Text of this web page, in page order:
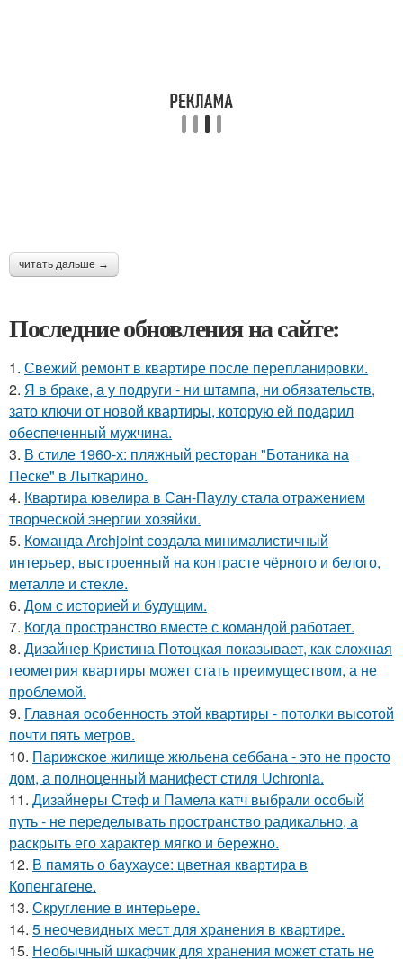
читать дальше →
Последние обновления на сайте:
1. Свежий ремонт в квартире после перепланировки.
2. Я в браке, а у подруги - ни штампа, ни обязательств,
зато ключи от новой квартиры, которую ей подарил
обеспеченный мужчина.
3. В стиле 1960-х: пляжный ресторан "Ботаника на
Песке" в Лыткарино.
4. Квартира ювелира в Сан-Паулу стала отражением
творческой энергии хозяйки.
5. Команда Archjoint создала минималистичный
интерьер, выстроенный на контрасте чёрного и белого,
металле и стекле.
6. Дом с историей и будущим.
7. Когда пространство вместе с командой работает.
8. Дизайнер Кристина Потоцкая показывает, как сложная
геометрия квартиры может стать преимуществом, а не
проблемой.
9. Главная особенность этой квартиры - потолки высотой
почти пять метров.
10. Парижское жилище жюльена себбана - это не просто
дом, а полноценный манифест стиля Uchronia.
11. Дизайнеры Стеф и Памела катч выбрали особый
путь - не переделывать пространство радикально, а
раскрыть его характер мягко и бережно.
12. В память о баухаусе: цветная квартира в
Копенгагене.
13. Скругление в интерьере.
14. 5 неочевидных мест для хранения в квартире.
15. Необычный шкафчик для хранения может стать не